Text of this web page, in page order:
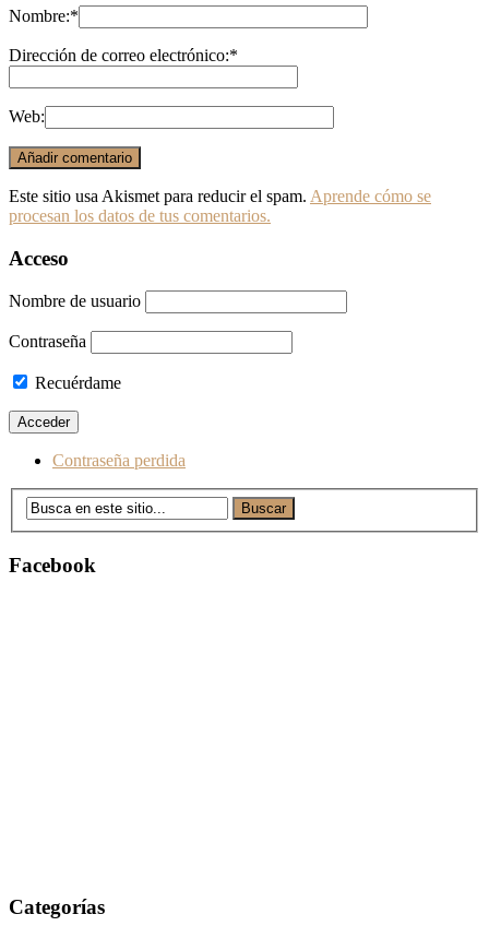
Nombre:*
Dirección de correo electrónico:*
Web:
Este sitio usa Akismet para reducir el spam. Aprende cómo se
procesan los datos de tus comentarios.
Acceso
Nombre de usuario
Contraseña
Recuérdame
Contraseña perdida
Facebook
Categorías